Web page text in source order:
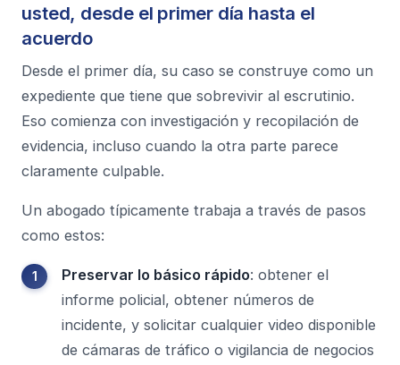
usted, desde el primer día hasta el
acuerdo
Desde el primer día, su caso se construye como un
expediente que tiene que sobrevivir al escrutinio.
Eso comienza con investigación y recopilación de
evidencia, incluso cuando la otra parte parece
claramente culpable.
Un abogado típicamente trabaja a través de pasos
como estos:
Preservar lo básico rápido: obtener el
informe policial, obtener números de
incidente, y solicitar cualquier video disponible
de cámaras de tráfico o vigilancia de negocios